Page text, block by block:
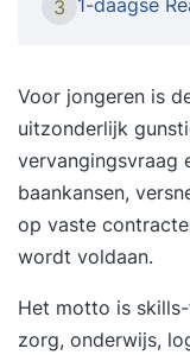
verschillende
gevoel krijgen
te worden. We
op de praktijk
gevaren en
heen te kijken.
didactische
ook de
om aan het
3 1-daagse
Voor jongeren is
uitzonderlijk
vervangingsvraag
baankansen,
op vaste
wordt voldaan.
Het motto is
zorg, onderwijs,